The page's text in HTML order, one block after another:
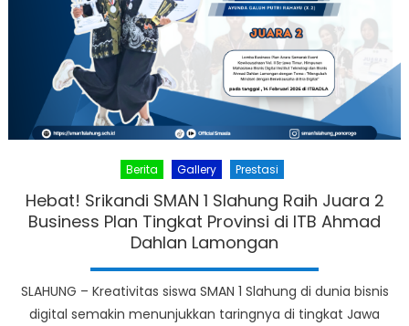
Berita Gallery Prestasi
Hebat! Srikandi SMAN 1 Slahung Raih Juara 2
Business Plan Tingkat Provinsi di ITB Ahmad
Dahlan Lamongan
SLAHUNG – Kreativitas siswa SMAN 1 Slahung di dunia bisnis
digital semakin menunjukkan taringnya di tingkat Jawa